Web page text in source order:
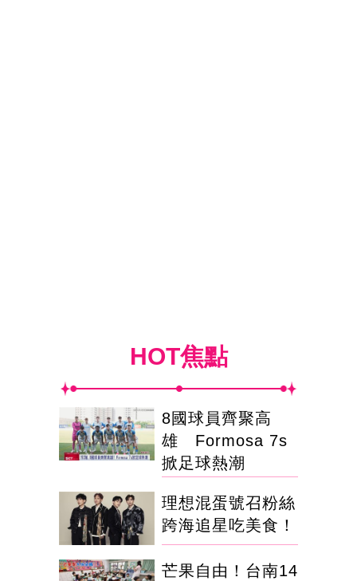
HOT焦點
8國球員齊聚高
雄 Formosa 7s
掀足球熱潮
理想混蛋號召粉絲
跨海追星吃美食！
芒果自由！台南14